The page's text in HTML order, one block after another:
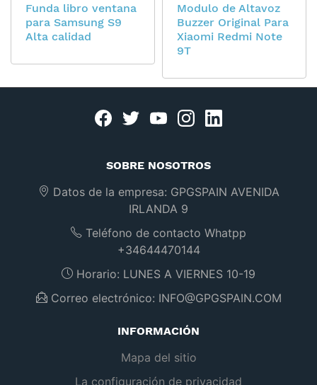
Funda libro ventana
para Samsung S9
Alta calidad
Modulo de Altavoz
Buzzer Original Para
Xiaomi Redmi Note
9T
Facebook
twitteryoutubeinstagram
SOBRE NOSOTROS
Datos de la empresa: GPGSPAIN AVENIDA
IRLANDA 9
Teléfono de contacto Whatpp
+34644470144
Horario: LUNES A VIERNES 10-19
Correo electrónico: INFO@GPGSPAIN.COM
INFORMACIÓN
Mapa del sitio
La configuración de privacidad